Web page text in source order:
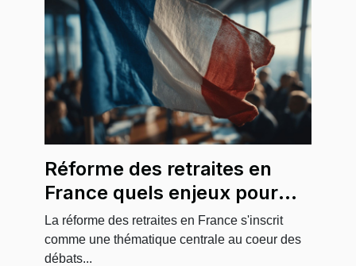
Réforme des retraites en
France quels enjeux pour
l'économie et la population
active
La réforme des retraites en France s'inscrit
comme une thématique centrale au coeur des
débats...